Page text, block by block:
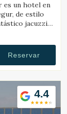
es un hotel en
de estilo
jacuzzi
Reservar
4.4